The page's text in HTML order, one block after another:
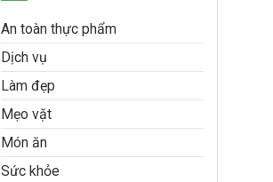
An toàn thực phẩm
Dịch vụ
Làm đẹp
Mẹo vặt
Món ăn
Sức khỏe